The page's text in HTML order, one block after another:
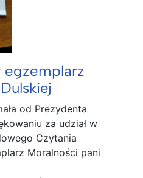
egzemplarz
od Prezydenta
za udział w
Czytania
Moralności pani